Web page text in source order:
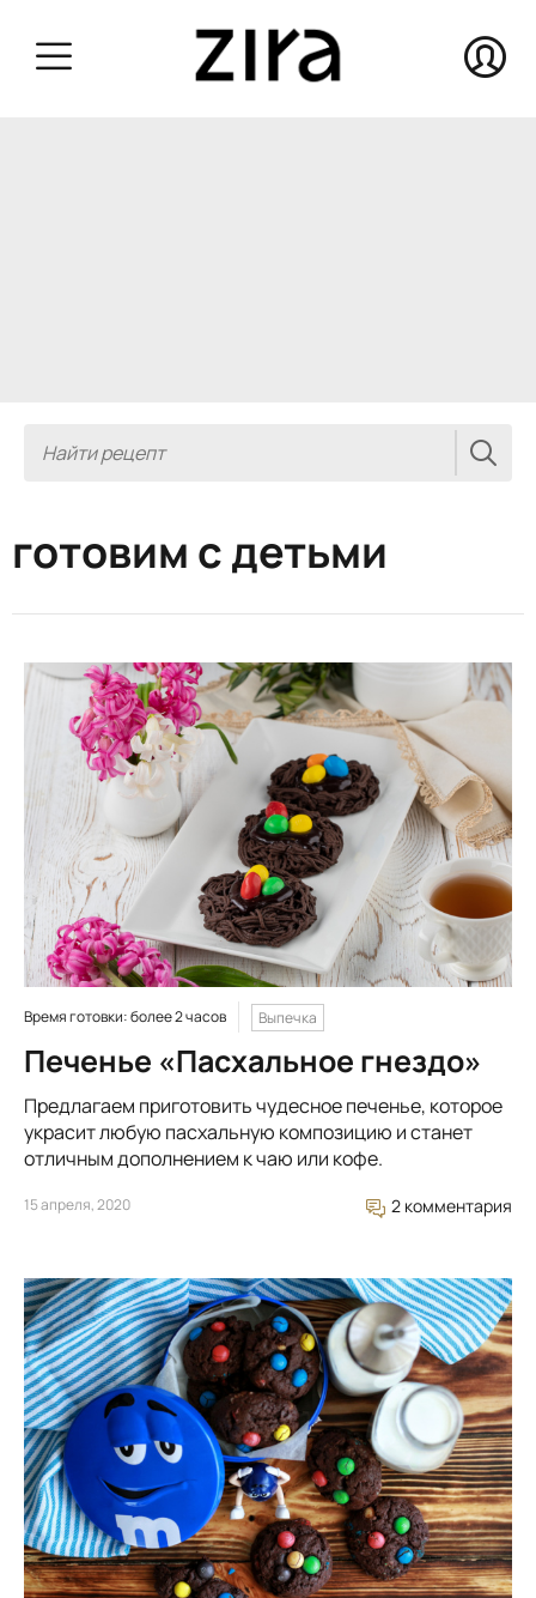
готовим с детьми
Время готовки: более 2 часов Выпечка
Печенье «Пасхальное гнездо»
Предлагаем приготовить чудесное печенье, которое
украсит любую пасхальную композицию и станет
отличным дополнением к чаю или кофе.
15 апреля, 2020 2 комментария